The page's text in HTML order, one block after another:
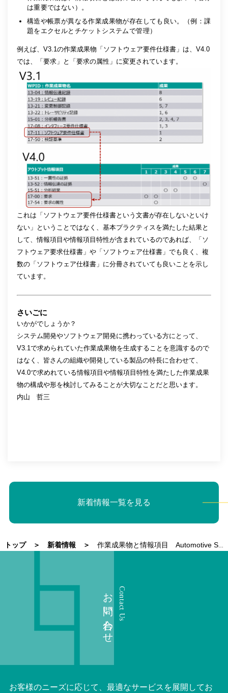
は重要ではない）。
構造や帳票が異なる作業成果物が存在しても良い。（例：課
題をエクセルとチケットシステムで管理）
例えば、V3.1の作業成果物「ソフトウェア要件仕様書」は、V4.0
では、「要求」と「要求の属性」に変更されています。
これは「ソフトウェア要件仕様書という文書が存在しないといけ
ない」ということではなく、基本プラクティスを満たした結果と
して、情報項目や情報項目特性が含まれているのであれば、「ソ
フトウェア要求仕様書」や「ソフトウェア仕様書」でも良く、複
数の「ソフトウェア仕様書」に分冊されていても良いことを示し
ています。
さいごに
いかがでしょうか？
システム開発やソフトウェア開発に携わっている方にとって、
V3.1で求められていた作業成果物を生成することを意識するので
はなく、皆さんの組織や開発している製品の特長に合わせて、
V4.0で求めれている情報項目や情報項目特性を満たした作業成果
物の構成や形を検討してみることが大切なことだと思います。
内山 哲三
新着情報一覧を見る
トップ 新着情報 作業成果物と情報項目 Automotive SPICE 4.0のアセスメント指標の変化
Contact Us
お問い合わせ
お客様のニーズに応じて、最適なサービスを展開してお